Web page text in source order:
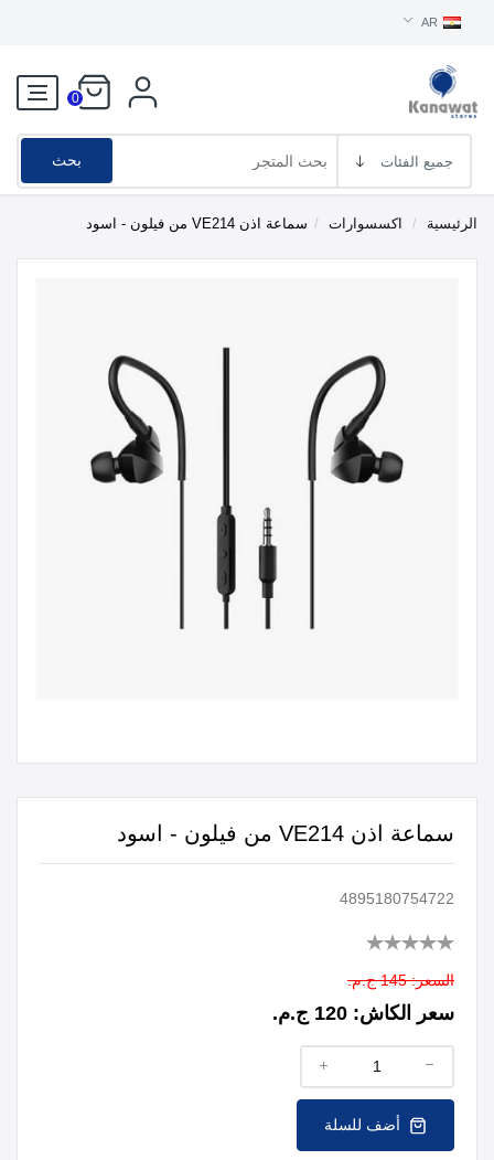
AR
0
بحث
الرئيسية / اكسسوارات / سماعة اذن VE214 من فيلون - اسود
سماعة اذن VE214 من فيلون - اسود
4895180754722
السعر: 145 ج.م.
سعر الكاش: 120 ج.م.
أضف للسلة